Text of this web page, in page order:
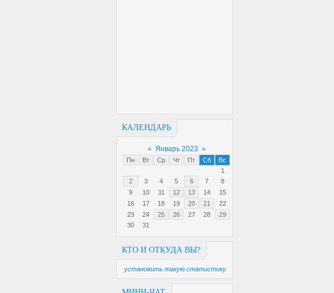
КАЛЕНДАРЬ
« Январь 2023 »
Пн Вт Ср Чт Пт Сб
Вс
1
2
3 4 5 6 7
8
9
10 11 12 13 14
15
16
17 18 19 20 21
22
23
24 25 26 27 28
29
30
31
КТО И ОТКУДА ВЫ?
установить такую статистику